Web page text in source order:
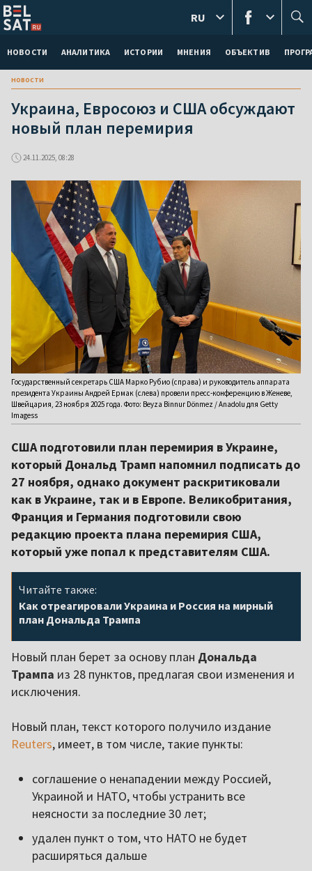
НОВОСТИ АНАЛИТИКА ИСТОРИИ МНЕНИЯ ОБЪЕКТИВ
RU
новости
Украина, Евросоюз и США обсуждают
новый план перемирия
24.11.2025, 08:28
Государственный секретарь США Марко Рубио (справа) и руководитель аппарата
президента Украины Андрей Ермак (слева) провели пресс-конференцию в Женеве,
Швейцария, 23 ноября 2025 года. Фото: Beyza Binnur Dönmez / Anadolu для Getty
Imagess
США подготовили план перемирия в Украине,
который Дональд Трамп напомнил подписать до
27 ноября, однако документ раскритиковали
как в Украине, так и в Европе. Великобритания,
Франция и Германия подготовили свою
редакцию проекта плана перемирия США,
который уже попал к представителям США.
Читайте также:
Как отреагировали Украина и Россия на мирный
план Дональда Трампа
Новый план берет за основу план Дональда
Трампа из 28 пунктов, предлагая свои изменения и
исключения.
Новый план, текст которого получило издание
Reuters, имеет, в том числе, такие пункты:
соглашение о ненападении между Россией,
Украиной и НАТО, чтобы устранить все
неясности за последние 30 лет;
удален пункт о том, что НАТО не будет
расширяться дальше